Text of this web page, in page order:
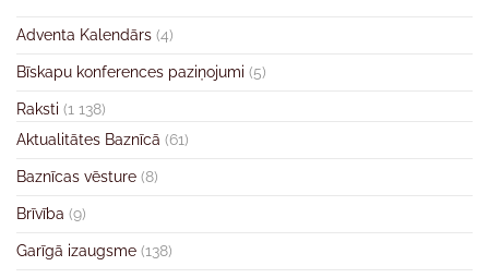
Adventa Kalendārs (4)
Bīskapu konferences paziņojumi (5)
Raksti (1 138)
Aktualitātes Baznīcā (61)
Baznīcas vēsture (8)
Brīvība (9)
Garīgā izaugsme (138)